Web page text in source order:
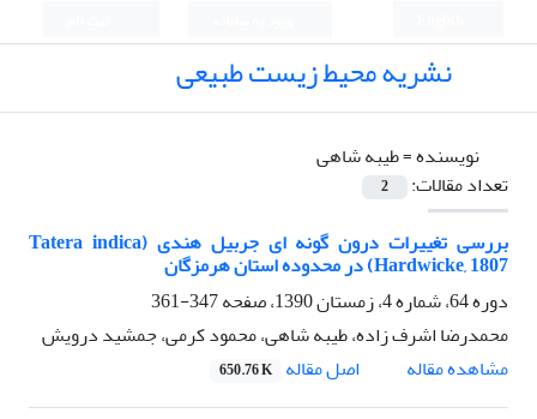
نشریه محیط زیست طبیعی
نویسنده =طیبه شاهی
تعداد مقالات:
2
بررسی تغییرات درون گونه ای جربیل هندی (Tatera indica
Hardwicke, 1807) در محدوده استان هرمزگان
دوره 64، شماره 4، زمستان 1390، صفحه
347-361
محمدرضا اشرف زاده، طیبه شاهی، محمود کرمی، جمشید درویش
مشاهده مقاله
اصل مقاله 650.76 K